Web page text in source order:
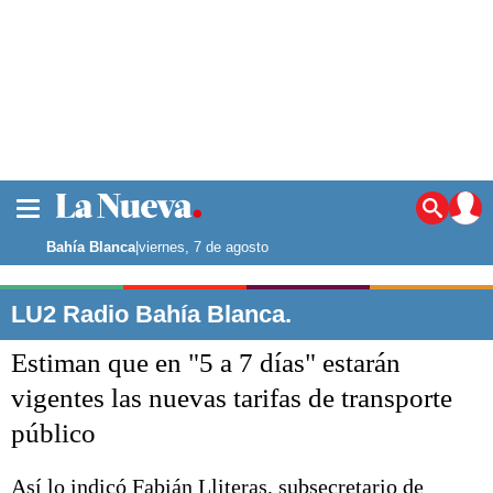
Noticias
La ciudad
Punta Alta
El país
El mundo
Seguridad
Liga del Sur
Bahía Blanca|viernes, 7 de agosto
LU2 Radio Bahía Blanca.
Estiman que en "5 a 7 días" estarán
vigentes las nuevas tarifas de transporte
público
Así lo indicó Fabián Lliteras, subsecretario de